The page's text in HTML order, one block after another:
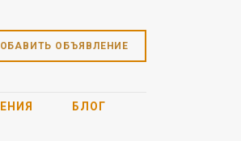
ОБЪЯВЛЕНИЕ
БЛОГ